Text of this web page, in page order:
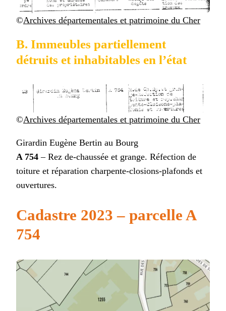
©Archives départementales et patrimoine du Cher
B. Immeubles partiellement
détruits et inhabitables en l’état
©Archives départementales et patrimoine du Cher
Girardin Eugène Bertin au Bourg
A 754 – Rez de-chaussée et grange. Réfection de
toiture et réparation charpente-closions-plafonds et
ouvertures.
Cadastre 2023 – parcelle A
754